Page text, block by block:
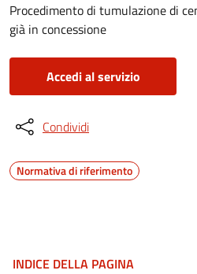
Procedimento di tumulazione di
già in concessione
Accedi al servizio
Condividi
Normativa di riferimento
INDICE DELLA PAGINA